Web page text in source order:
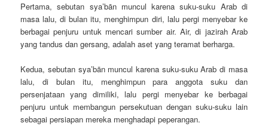
Pertama, sebutan sya’bān muncul karena suku-suku Arab di
masa lalu, di bulan itu, menghimpun diri, lalu pergi menyebar ke
berbagai penjuru untuk mencari sumber air. Air, di jazirah Arab
yang tandus dan gersang, adalah aset yang teramat berharga.
Kedua, sebutan sya’bān muncul karena suku-suku Arab di masa
lalu, di bulan itu, menghimpun para anggota suku dan
persenjataan yang dimiliki, lalu pergi menyebar ke berbagai
penjuru untuk membangun persekutuan dengan suku-suku lain
sebagai persiapan mereka menghadapi peperangan.